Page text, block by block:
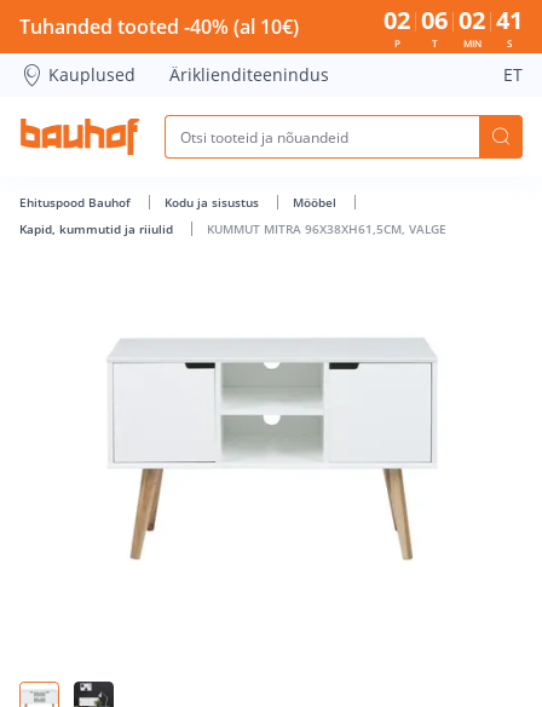
KUMMUT MITRA 96X38XH61,5CM, VALGE - Bauhof has
Tuhanded tooted -40% (al 10€) 02
P
06
T
02
MIN
40
S
Kauplused Äriklienditeenindus ET
Ehituspood Bauhof Kodu ja sisustus
Mööbel
Kapid, kummutid ja riiulid
KUMMUT MITRA 96X38XH61,5CM, VALGE